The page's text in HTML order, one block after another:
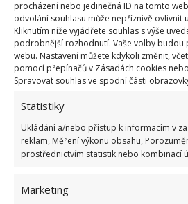
procházení nebo jedinečná ID na tomto
odvolání souhlasu může nepříznivě ovlivnit
Kliknutím níže vyjádřete souhlas s výše
podrobnější rozhodnutí. Vaše volby budou
webu. Nastavení můžete kdykoli změnit,
pomocí přepínačů v Zásadách cookies
Spravovat souhlas ve spodní části
Statistiky
Ukládání a/nebo přístup k informacím v
reklam, Měření výkonu obsahu,
prostřednictvím statistik nebo kombinací
Marketing
proč!
Zdroje:NZHerald,